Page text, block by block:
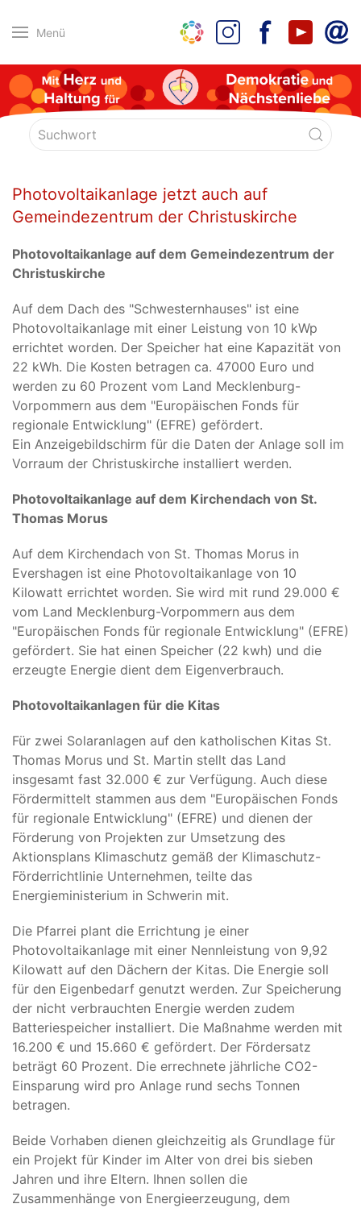
Menü
Photovoltaikanlage jetzt auch auf
Gemeindezentrum der Christuskirche
Photovoltaikanlage auf dem Gemeindezentrum der
Christuskirche
Auf dem Dach des "Schwesternhauses" ist eine
Photovoltaikanlage mit einer Leistung von 10 kWp
errichtet worden. Der Speicher hat eine Kapazität von
22 kWh. Die Kosten betragen ca. 47000 Euro und
werden zu 60 Prozent vom Land Mecklenburg-
Vorpommern aus dem "Europäischen Fonds für
regionale Entwicklung" (EFRE) gefördert.
Ein Anzeigebildschirm für die Daten der Anlage soll im
Vorraum der Christuskirche installiert werden.
Photovoltaikanlage auf dem Kirchendach von St.
Thomas Morus
Auf dem Kirchendach von St. Thomas Morus in
Evershagen ist eine Photovoltaikanlage von 10
Kilowatt errichtet worden. Sie wird mit rund 29.000 €
vom Land Mecklenburg-Vorpommern aus dem
"Europäischen Fonds für regionale Entwicklung" (EFRE)
gefördert. Sie hat einen Speicher (22 kwh) und die
erzeugte Energie dient dem Eigenverbrauch.
Photovoltaikanlagen für die Kitas
Für zwei Solaranlagen auf den katholischen Kitas St.
Thomas Morus und St. Martin stellt das Land
insgesamt fast 32.000 € zur Verfügung. Auch diese
Fördermittelt stammen aus dem "Europäischen Fonds
für regionale Entwicklung" (EFRE) und dienen der
Förderung von Projekten zur Umsetzung des
Aktionsplans Klimaschutz gemäß der Klimaschutz-
Förderrichtlinie Unternehmen, teilte das
Energieministerium in Schwerin mit.
Die Pfarrei plant die Errichtung je einer
Photovoltaikanlage mit einer Nennleistung von 9,92
Kilowatt auf den Dächern der Kitas. Die Energie soll
für den Eigenbedarf genutzt werden. Zur Speicherung
der nicht verbrauchten Energie werden zudem
Batteriespeicher installiert. Die Maßnahme werden mit
16.200 € und 15.660 € gefördert. Der Fördersatz
beträgt 60 Prozent. Die errechnete jährliche CO2-
Einsparung wird pro Anlage rund sechs Tonnen
betragen.
Beide Vorhaben dienen gleichzeitig als Grundlage für
ein Projekt für Kinder im Alter von drei bis sieben
Jahren und ihre Eltern. Ihnen sollen die
Zusammenhänge von Energieerzeugung, dem